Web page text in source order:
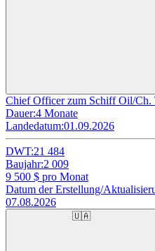
Chief Officer zum Schiff Oil/Ch.
Dauer:4 Monate
Landedatum:01.09.2026
DWT:21 484
Baujahr:2 009
9 500 $ pro Monat
Datum der Erstellung/
07.08.2026
🇺🇦